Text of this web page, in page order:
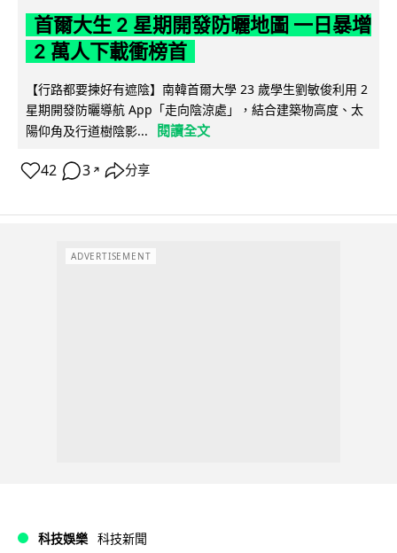
首爾大生 2 星期開發防曬地圖 一日暴增
2 萬人下載衝榜首
【行路都要揀好有遮陰】南韓首爾大學 23 歲學生劉敏俊利用 2
星期開發防曬導航 App「走向陰涼處」，結合建築物高度、太
陽仰角及行道樹陰影...
閱讀全文
42 3 ↗ 分享
ADVERTISEMENT
科技娛樂 科技新聞